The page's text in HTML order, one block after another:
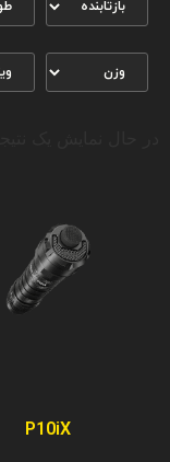
P10iX